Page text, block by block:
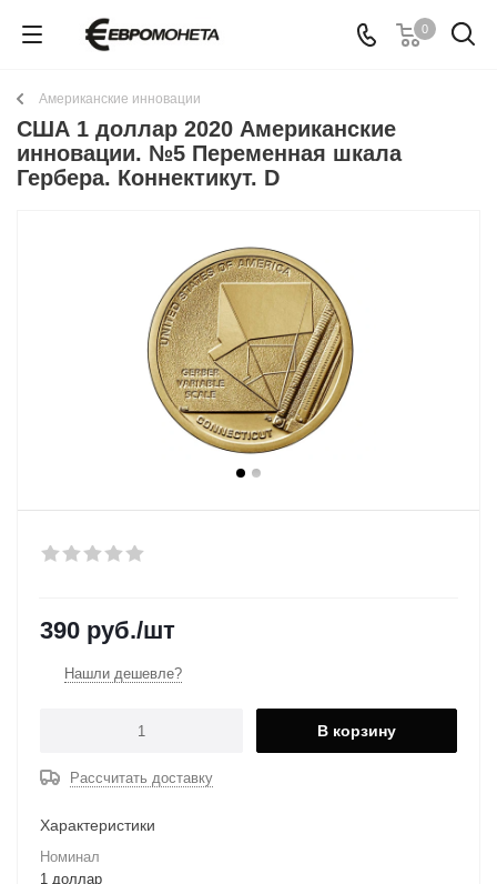
0
Американские инновации
США 1 доллар 2020 Американские
инновации. №5 Переменная шкала
Гербера. Коннектикут. D
390 руб./шт
Нашли дешевле?
В корзину
Рассчитать доставку
Характеристики
Номинал
1 доллар